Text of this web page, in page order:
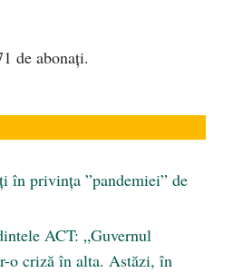
de abonați.
în privința ”pandemiei” de
ACT: „Guvernul
o criză în alta. Astăzi, în